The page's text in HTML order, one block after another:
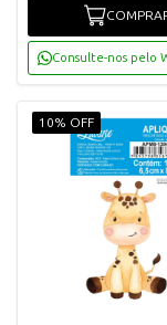
Consulte-nos pelo
10% OFF